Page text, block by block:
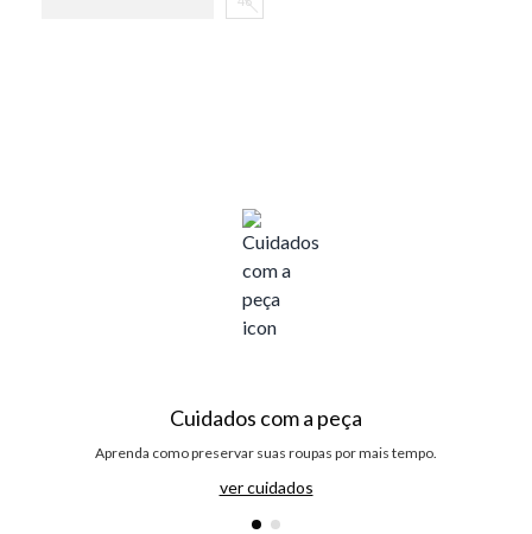
Cuidados com a peça
Aprenda como preservar suas roupas por mais tempo.
ver cuidados